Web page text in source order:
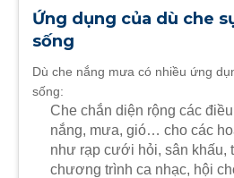
Ứng dụng của dù che
sống
Dù che nắng mưa có nhiều ứng
sống:
Che chắn diện rộng các
nắng, mưa, gió… cho các
như rạp cưới hỏi, sân khấu,
chương trình ca nhạc, hội